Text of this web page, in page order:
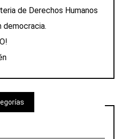
de Derechos Humanos
democracia.